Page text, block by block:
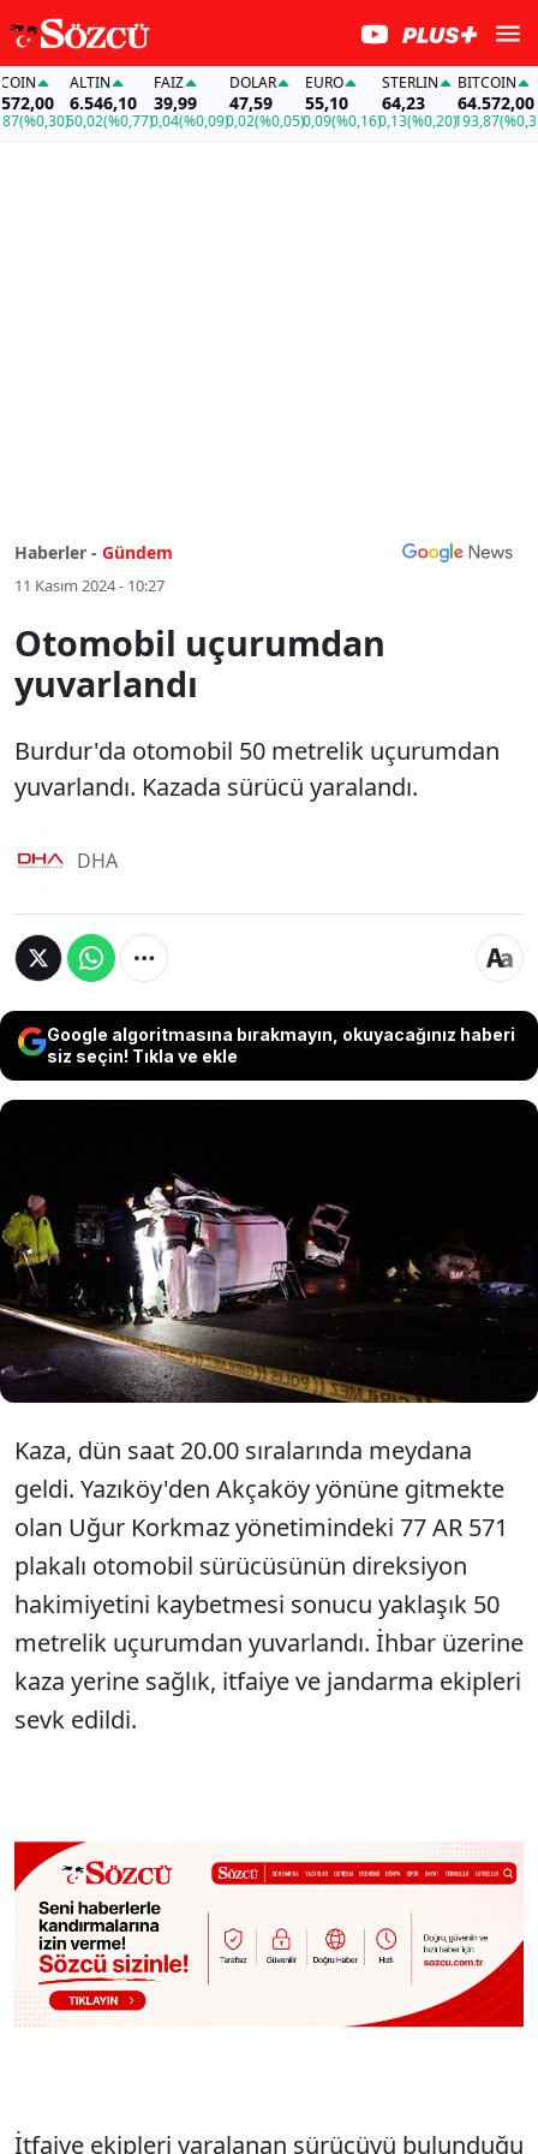
(%0,30)
ALTIN
6.546,10
50,02(%0,77)
FAİZ
39,99
0,04(%0,09)
DOLAR
47,59
0,02(%0,05)
EURO
55,10
0,09(%0,16)
STERLIN
64,23
0,13(%0,20)
BITCOIN
64.572,00
193,87(%0,30)
Haberler - Gündem
11 Kasım 2024 - 10:27
Otomobil uçurumdan
yuvarlandı
Burdur'da otomobil 50 metrelik uçurumdan
yuvarlandı. Kazada sürücü yaralandı.
DHA
Google algoritmasına bırakmayın, okuyacağınız haberi
siz seçin! Tıkla ve ekle
Burdur'da otomobil 50 metrelik
uçurumdan yuvarlandı. Kazada
sürücü yaralandı.
Kaza, dün saat 20.00 sıralarında meydana
geldi. Yazıköy'den Akçaköy yönüne gitmekte
olan Uğur Korkmaz yönetimindeki 77 AR 571
plakalı otomobil sürücüsünün direksiyon
hakimiyetini kaybetmesi sonucu yaklaşık 50
metrelik uçurumdan yuvarlandı. İhbar üzerine
kaza yerine sağlık, itfaiye ve jandarma ekipleri
sevk edildi.
İtfaiye ekipleri yaralanan sürücüyü bulunduğu